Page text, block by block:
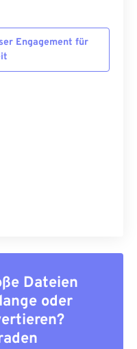
Engagement für
Dateien
oder